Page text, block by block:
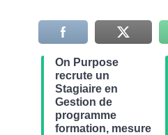
On Purpose
recrute un
Stagiaire en
Gestion de
programme
formation, mesure